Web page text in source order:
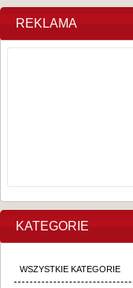
REKLAMA
KATEGORIE
WSZYSTKIE KATEGORIE